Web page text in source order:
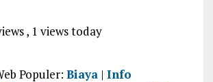
, 1 views today
Populer:Biaya |Info